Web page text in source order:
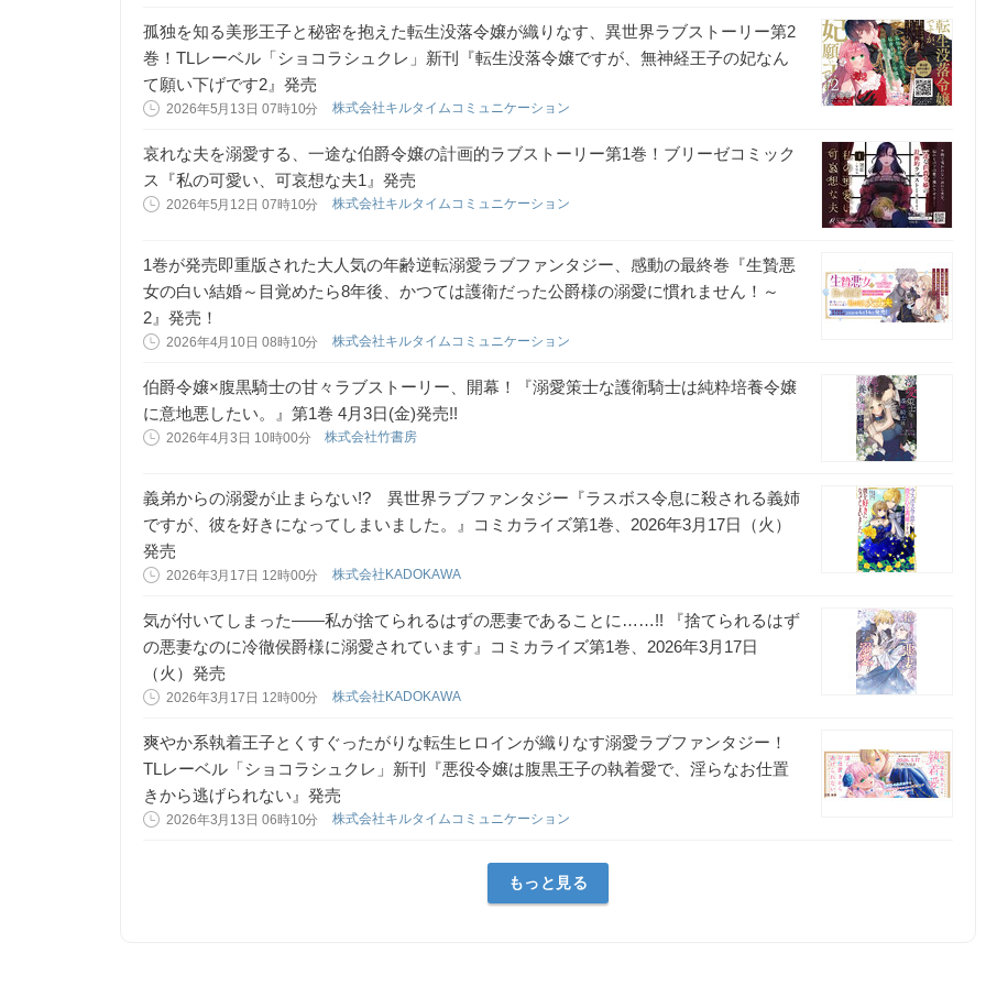
孤独を知る美形王子と秘密を抱えた転生没落令嬢が織りなす、異世界ラブストーリー第2
巻！TLレーベル「ショコラシュクレ」新刊『転生没落令嬢ですが、無神経王子の妃なん
て願い下げです2』発売
2026年5月13日 07時10分 株式会社キルタイムコミュニケーション
哀れな夫を溺愛する、一途な伯爵令嬢の計画的ラブストーリー第1巻！ブリーゼコミック
ス『私の可愛い、可哀想な夫1』発売
2026年5月12日 07時10分 株式会社キルタイムコミュニケーション
1巻が発売即重版された大人気の年齢逆転溺愛ラブファンタジー、感動の最終巻『生贄悪
女の白い結婚～目覚めたら8年後、かつては護衛だった公爵様の溺愛に慣れません！～
2』発売！
2026年4月10日 08時10分 株式会社キルタイムコミュニケーション
伯爵令嬢×腹黒騎士の甘々ラブストーリー、開幕！『溺愛策士な護衛騎士は純粋培養令嬢
に意地悪したい。』第1巻 4月3日(金)発売!!
2026年4月3日 10時00分 株式会社竹書房
義弟からの溺愛が止まらない!? 異世界ラブファンタジー『ラスボス令息に殺される義姉
ですが、彼を好きになってしまいました。』コミカライズ第1巻、2026年3月17日（火）
発売
2026年3月17日 12時00分 株式会社KADOKAWA
気が付いてしまった――私が捨てられるはずの悪妻であることに……!! 『捨てられるはず
の悪妻なのに冷徹侯爵様に溺愛されています』コミカライズ第1巻、2026年3月17日
（火）発売
2026年3月17日 12時00分 株式会社KADOKAWA
爽やか系執着王子とくすぐったがりな転生ヒロインが織りなす溺愛ラブファンタジー！
TLレーベル「ショコラシュクレ」新刊『悪役令嬢は腹黒王子の執着愛で、淫らなお仕置
きから逃げられない』発売
2026年3月13日 06時10分 株式会社キルタイムコミュニケーション
もっと見る